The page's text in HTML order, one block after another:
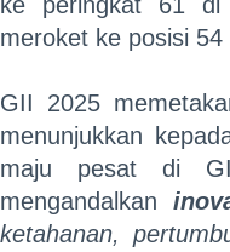
meroket ke posisi
GII 2025
menunjukkan
maju pesat di
mengandalkan
ketahanan,